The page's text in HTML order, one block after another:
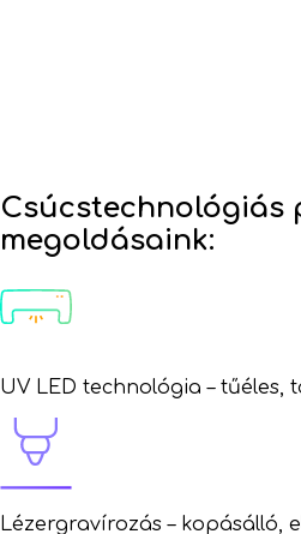
Csúcstechnológiás
megoldásaink:
UV LED technológia – tűéles,
Lézergravírozás – kopásálló,